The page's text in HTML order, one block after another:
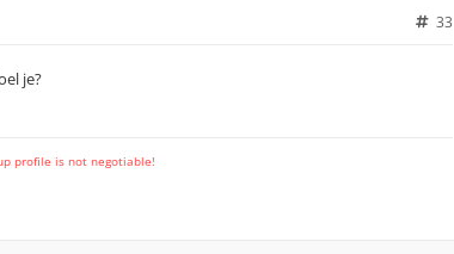
33
je?
profile is not negotiable!